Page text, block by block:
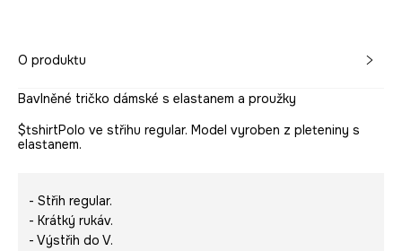
O produktu
Bavlněné tričko dámské s elastanem a proužky
$tshirtPolo ve střihu regular. Model vyroben z pleteniny s
elastanem.
- Střih regular.
- Krátký rukáv.
- Výstřih do V.